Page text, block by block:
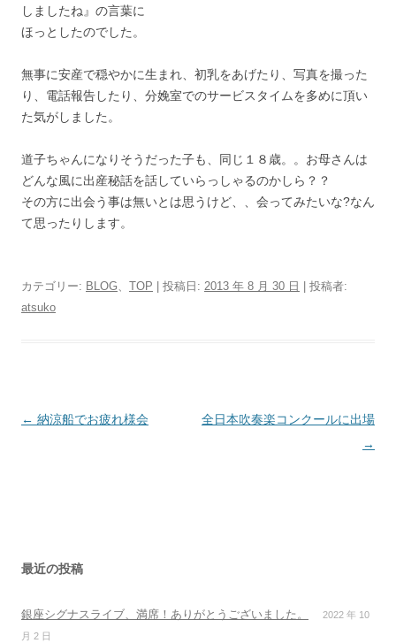
しましたね』の言葉に
ほっとしたのでした。
無事に安産で穏やかに生まれ、初乳をあげたり、写真を撮った
り、電話報告したり、分娩室でのサービスタイムを多めに頂い
た気がしました。
道子ちゃんになりそうだった子も、同じ１８歳。。お母さんは
どんな風に出産秘話を話していらっしゃるのかしら？？
その方に出会う事は無いとは思うけど、、会ってみたいな?なん
て思ったりします。
カテゴリー: BLOG、 TOP | 投稿日: 2013 年 8 月 30 日
投稿者:
atsuko
投
シ
ン
← 納涼船でお疲れ様会
全日本吹奏楽コンクールに出場
→
最近の投稿
銀座シグナスライブ、満席！ありがとうございました。
2022 年 10
月 2 日